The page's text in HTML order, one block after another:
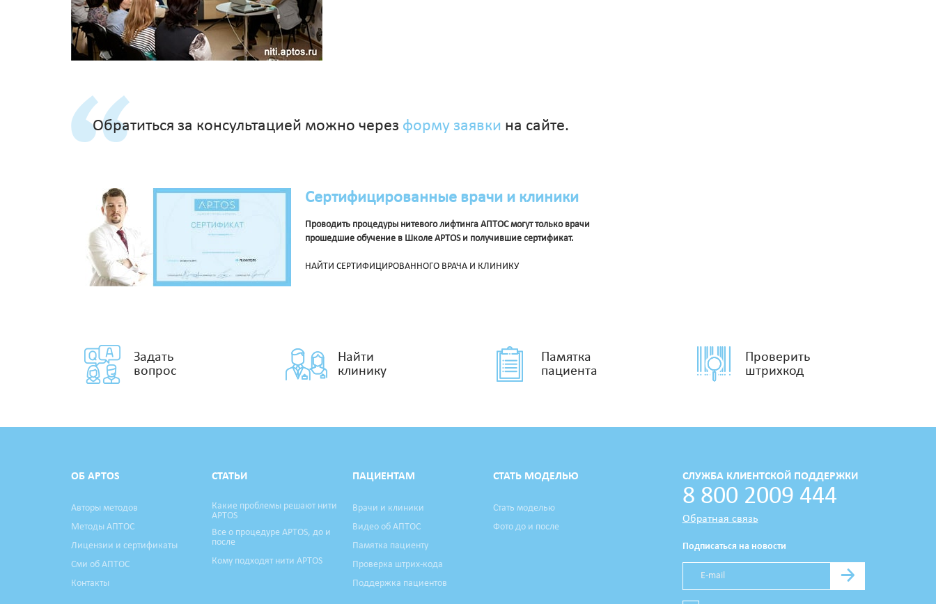
Обратиться за консультацией можно через форму заявки на сайте.
Сертифицированные врачи и клиники
Проводить процедуры нитевого лифтинга АПТОС могут только врачи
прошедшие обучение в Школе APTOS и получившие сертификат.
НАЙТИ СЕРТИФИЦИРОВАННОГО ВРАЧА И КЛИНИКУ
Задать
вопрос
Найти
клинику
Памятка
пациента
Проверить
штрихкод
ОБ APTOS
Авторы методов
Методы АПТОС
Лицензии и сертификаты
Сми об АПТОС
Контакты
СТАТЬИ
Какие проблемы решают нити
APTOS
Все о процедуре APTOS, до и
после
Кому подходят нити APTOS
ПАЦИЕНТАМ
Врачи и клиники
Видео об АПТОС
Памятка пациенту
Проверка штрих-кода
Поддержка пациентов
СТАТЬ МОДЕЛЬЮ
Стать моделью
Фото до и после
СЛУЖБА КЛИЕНТСКОЙ ПОДДЕРЖКИ
8 800 2009 444
Обратная связь
Подписаться на новости
→